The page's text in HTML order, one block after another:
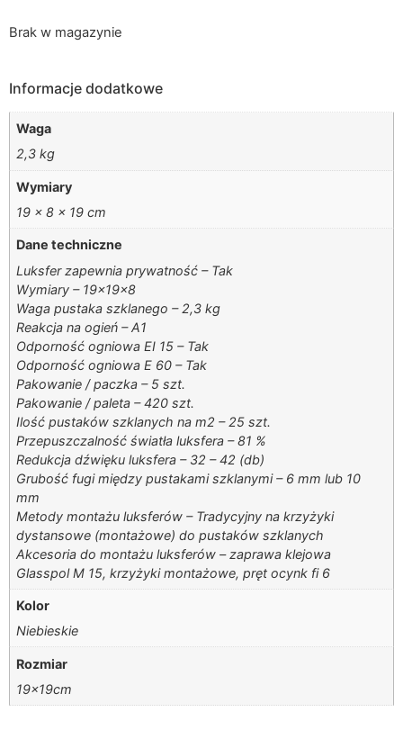
Brak w magazynie
Informacje dodatkowe
Waga
2,3 kg
Wymiary
19 × 8 × 19 cm
Dane techniczne
Luksfer zapewnia prywatność – Tak
Wymiary – 19x19x8
Waga pustaka szklanego – 2,3 kg
Reakcja na ogień – A1
Odporność ogniowa EI 15 – Tak
Odporność ogniowa E 60 – Tak
Pakowanie / paczka – 5 szt.
Pakowanie / paleta – 420 szt.
Ilość pustaków szklanych na m2 – 25 szt.
Przepuszczalność światła luksfera – 81 %
Redukcja dźwięku luksfera – 32 – 42 (db)
Grubość fugi między pustakami szklanymi – 6 mm lub 10
mm
Metody montażu luksferów – Tradycyjny na krzyżyki
dystansowe (montażowe) do pustaków szklanych
Akcesoria do montażu luksferów – zaprawa klejowa
Glasspol M 15, krzyżyki montażowe, pręt ocynk fi 6
Kolor
Niebieskie
Rozmiar
19x19cm